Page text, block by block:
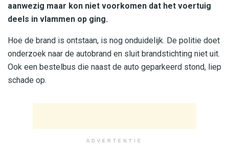
aanwezig maar kon niet voorkomen dat het voertuig
deels in vlammen op ging.
Hoe de brand is ontstaan, is nog onduidelijk. De politie doet
onderzoek naar de autobrand en sluit brandstichting niet uit.
Ook een bestelbus die naast de auto geparkeerd stond, liep
schade op.
ADVERTENTIE